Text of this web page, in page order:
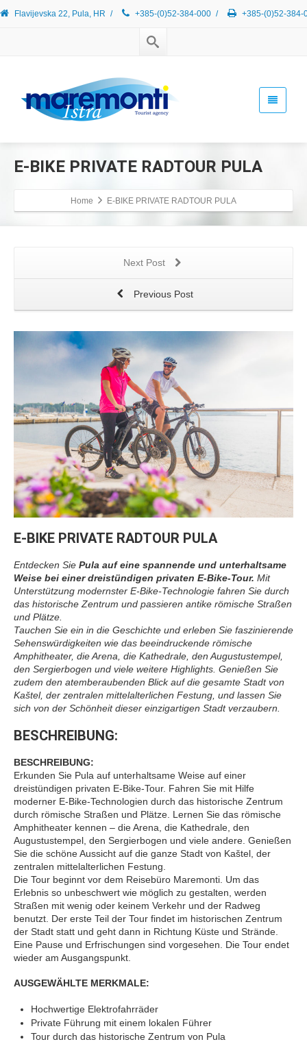
Flavijevska 22, Pula, HR / +385-(0)52-384-000 / +385-(0)52-
E-BIKE PRIVATE RADTOUR PULA
Home E-BIKE PRIVATE RADTOUR PULA
Next Post
Previous Post
E-BIKE PRIVATE RADTOUR PULA
Entdecken Sie Pula auf eine spannende und unterhaltsame
Weise bei einer dreistündigen privaten E-Bike-Tour. Mit
Unterstützung modernster E-Bike-Technologie fahren Sie durch
das historische Zentrum und passieren antike römische Straßen
und Plätze.
Tauchen Sie ein in die Geschichte und erleben Sie faszinierende
Sehenswürdigkeiten wie das beeindruckende römische
Amphitheater, die Arena, die Kathedrale, den Augustustempel,
den Sergierbogen und viele weitere Highlights. Genießen Sie
zudem den atemberaubenden Blick auf die gesamte Stadt von
Kaštel, der zentralen mittelalterlichen Festung, und lassen Sie
sich von der Schönheit dieser einzigartigen Stadt verzaubern.
BESCHREIBUNG:
BESCHREIBUNG:
Erkunden Sie Pula auf unterhaltsame Weise auf einer
dreistündigen privaten E-Bike-Tour. Fahren Sie mit Hilfe
moderner E-Bike-Technologien durch das historische Zentrum
durch römische Straßen und Plätze. Lernen Sie das römische
Amphitheater kennen – die Arena, die Kathedrale, den
Augustustempel, den Sergierbogen und viele andere. Genießen
Sie die schöne Aussicht auf die ganze Stadt von Kaštel, der
zentralen mittelalterlichen Festung.
Die Tour beginnt vor dem Reisebüro Maremonti. Um das
Erlebnis so unbeschwert wie möglich zu gestalten, werden
Straßen mit wenig oder keinem Verkehr und der Radweg
benutzt. Der erste Teil der Tour findet im historischen Zentrum
der Stadt statt und geht dann in Richtung Küste und Strände.
Eine Pause und Erfrischungen sind vorgesehen. Die Tour endet
wieder am Ausgangspunkt.
AUSGEWÄHLTE MERKMALE:
Hochwertige Elektrofahrräder
Private Führung mit einem lokalen Führer
Tour durch das historische Zentrum von Pula